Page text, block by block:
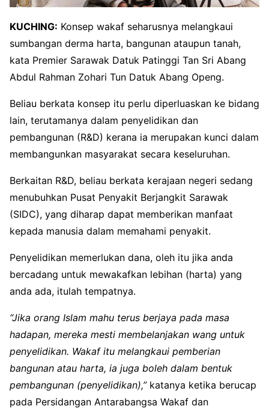
KUCHING: Konsep wakaf seharusnya melangkaui
sumbangan derma harta, bangunan ataupun tanah,
kata Premier Sarawak Datuk Patinggi Tan Sri Abang
Abdul Rahman Zohari Tun Datuk Abang Openg.
Beliau berkata konsep itu perlu diperluaskan ke bidang
lain, terutamanya dalam penyelidikan dan
pembangunan (R&D) kerana ia merupakan kunci dalam
membangunkan masyarakat secara keseluruhan.
Berkaitan R&D, beliau berkata kerajaan negeri sedang
menubuhkan Pusat Penyakit Berjangkit Sarawak
(SIDC), yang diharap dapat memberikan manfaat
kepada manusia dalam memahami penyakit.
Penyelidikan memerlukan dana, oleh itu jika anda
bercadang untuk mewakafkan lebihan (harta) yang
anda ada, itulah tempatnya.
“Jika orang Islam mahu terus berjaya pada masa
hadapan, mereka mesti membelanjakan wang untuk
penyelidikan. Wakaf itu melangkaui pemberian
bangunan atau harta, ia juga boleh dalam bentuk
pembangunan (penyelidikan),”katanya ketika berucap
pada Persidangan Antarabangsa Wakaf dan